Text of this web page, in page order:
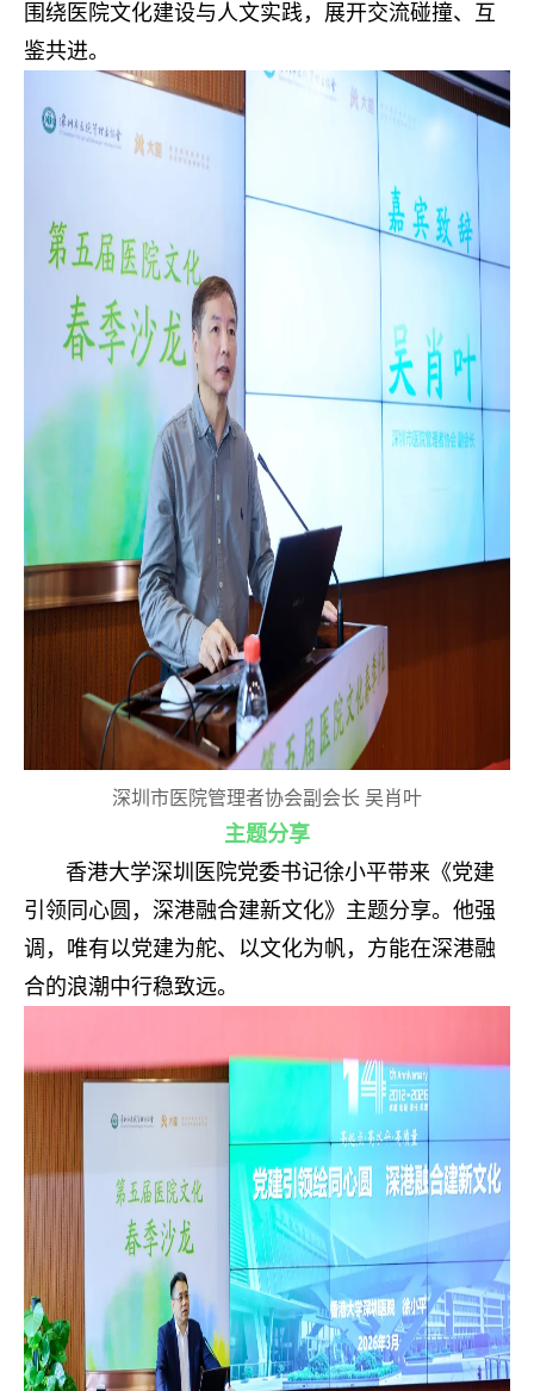
围绕医院文化建设与人文实践，展开交流碰撞、互
鉴共进。
深圳市医院管理者协会副会长 吴肖叶
主题分享
香港大学深圳医院党委书记徐小平带来《党建
引领同心圆，深港融合建新文化》主题分享。他强
调，唯有以党建为舵、以文化为帆，方能在深港融
合的浪潮中行稳致远。